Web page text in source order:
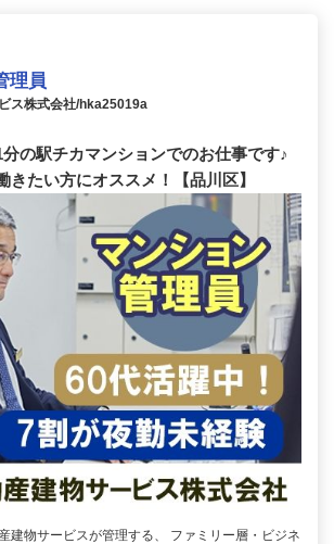
理員
ス株式会社/hka25019a
の駅チカマンションでのお仕事です♪
きたい方にオススメ！【品川区】
建物サービスが管理する、 ファミリー層・ビジネ